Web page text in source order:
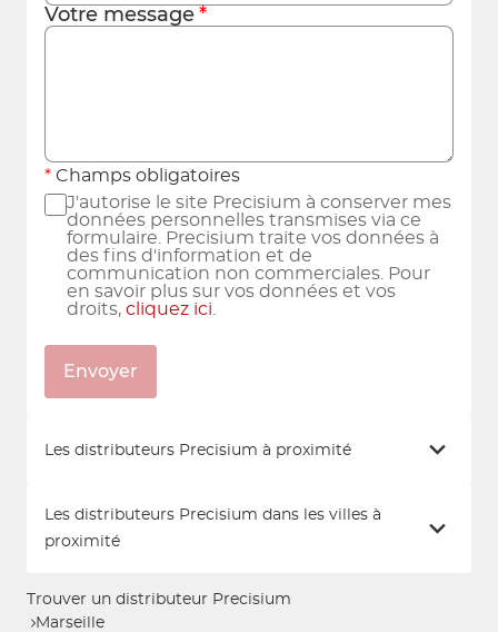
Votre message
Champs obligatoires
J'autorise le site Precisium à conserver mes
données personnelles transmises via ce
formulaire. Precisium traite vos données à
des fins d'information et de
communication non commerciales. Pour
en savoir plus sur vos données et vos
droits, cliquez ici
Envoyer
Les distributeurs Precisium à proximité
Les distributeurs Precisium dans les villes à
proximité
Trouver un distributeur Precisium
Marseille